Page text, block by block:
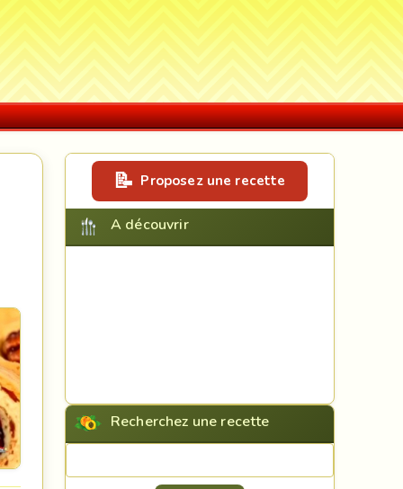
Proposez une recette
A découvrir
Recherchez une recette